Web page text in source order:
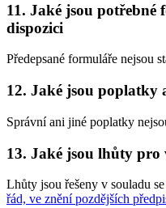
11. Jaké jsou potřebné
dispozici
Předepsané formuláře nejsou
12. Jaké jsou poplatky
Správní ani jiné poplatky
13. Jaké jsou lhůty pro
Lhůty jsou řešeny v souladu se
řád, ve znění pozdějších